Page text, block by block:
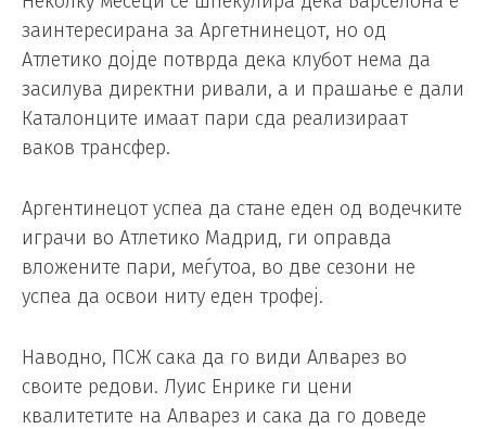
заинтересирана за Аргетнинецот, но од
Атлетико дојде потврда дека клубот нема да
засилува директни ривали, а и прашање е дали
Каталонците имаат пари сда реализираат
ваков трансфер.
Аргентинецот успеа да стане еден од водечките
играчи во Атлетико Мадрид, ги оправда
вложените пари, меѓутоа, во две сезони не
успеа да освои ниту еден трофеј.
Наводно, ПСЖ сака да го види Алварез во
своите редови. Луис Енрике ги цени
квалитетите на Алварез и сака да го доведе